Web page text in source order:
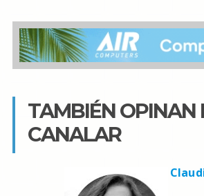
TAMBIÉN OPINAN
CANALAR